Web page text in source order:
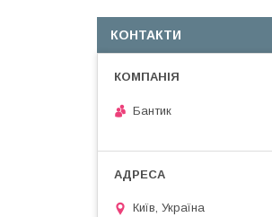
КОНТАКТИ
Бантик
Київ, Україна